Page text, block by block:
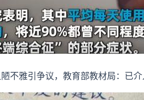
不雅引争议，教育部教材局：已